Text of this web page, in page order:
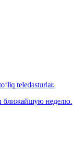
teledasturlar.
ближайшую неделю.